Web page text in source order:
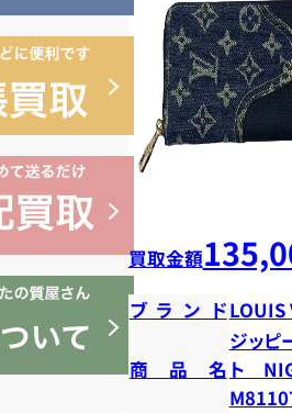
買取金額
ブランドLOUIS
商品名
ジッピ
ト